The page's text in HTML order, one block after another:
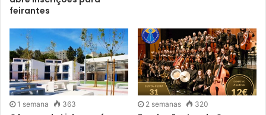
feirantes
1 semana 363 2 semanas 320